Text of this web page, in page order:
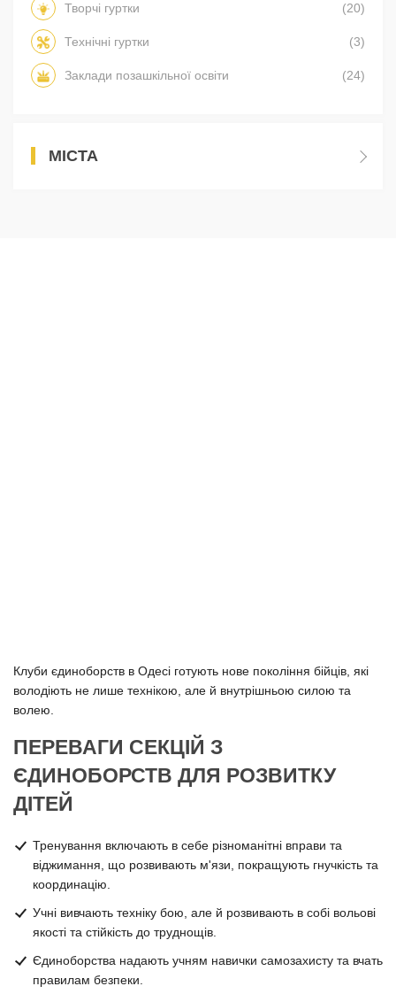
Творчі гуртки (20)
Технічні гуртки (3)
Заклади позашкільної освіти (24)
МІСТА
Клуби єдиноборств в Одесі готують нове покоління бійців, які
володіють не лише технікою, але й внутрішньою силою та
волею.
ПЕРЕВАГИ СЕКЦІЙ З
ЄДИНОБОРСТВ ДЛЯ РОЗВИТКУ
ДІТЕЙ
Тренування включають в себе різноманітні вправи та
віджимання, що розвивають м'язи, покращують гнучкість та
координацію.
Учні вивчають техніку бою, але й розвивають в собі вольові
якості та стійкість до труднощів.
Єдиноборства надають учням навички самозахисту та вчать
правилам безпеки.